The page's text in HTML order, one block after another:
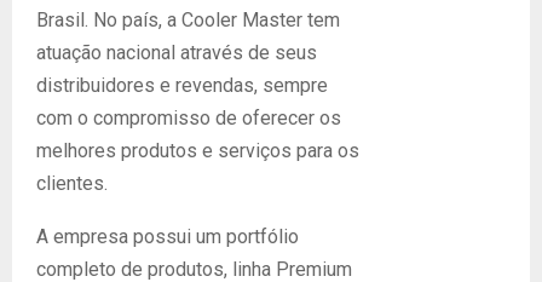
Brasil. No país, a Cooler Master tem
atuação nacional através de seus
distribuidores e revendas, sempre
com o compromisso de oferecer os
melhores produtos e serviços para os
clientes.
A empresa possui um portfólio
completo de produtos, linha Premium